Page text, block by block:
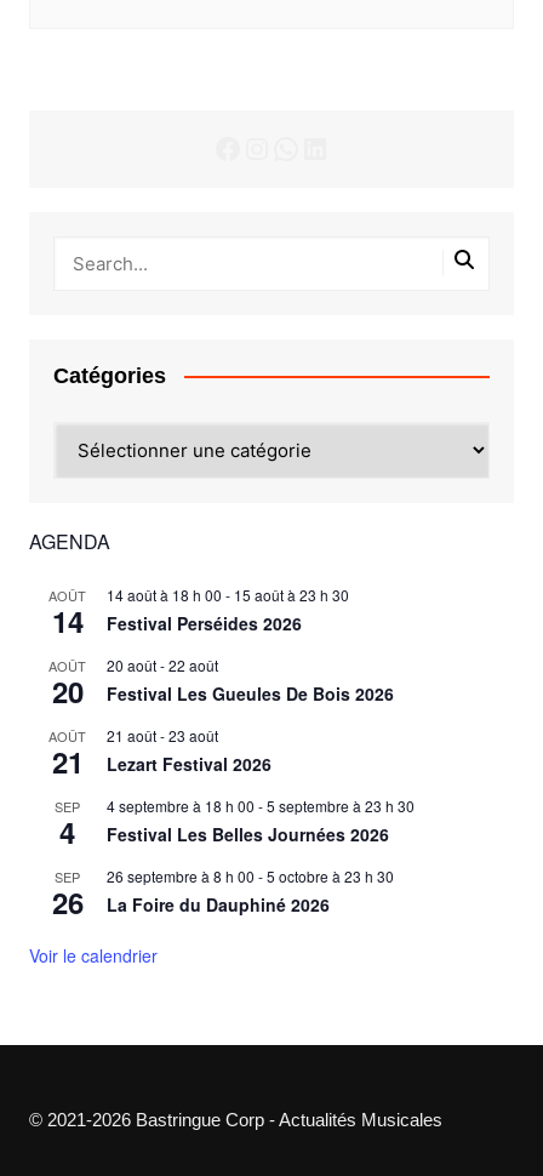
Catégories
AGENDA
AOÛT
14
14 août à 18 h 00 - 15 août à 23 h 30
Festival Perséides 2026
AOÛT
20
20 août-22 août
Festival Les Gueules De Bois 2026
AOÛT
21
21 août-23 août
Lezart Festival 2026
SEP
4
4 septembre à 18 h 00 -5 septembre à 23 h 30
Festival Les Belles Journées 2026
SEP
26
26 septembre à 8 h 00 -5 octobre à 23 h 30
La Foire du Dauphiné 2026
Voir le calendrier
© 2021-2026 Bastringue Corp - Actualités Musicales